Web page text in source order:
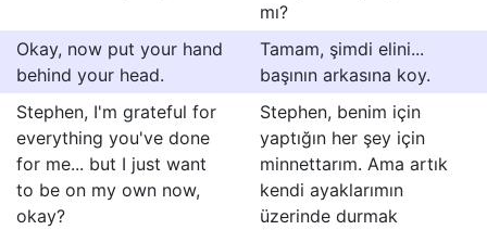
mı?
Okay, now put your hand
behind your head.
Tamam, şimdi elini...
başının arkasına koy.
Stephen, I'm grateful for
everything you've done
for me... but I just want
to be on my own now,
okay?
Stephen, benim için
yaptığın her şey için
minnettarım. Ama artık
kendi ayaklarımın
üzerinde durmak